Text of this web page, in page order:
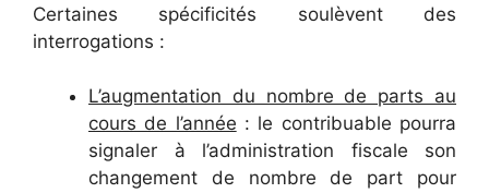
Certaines spécificités soulèvent des
interrogations :
L’augmentation du nombre de parts au
cours de l’année : le contribuable pourra
signaler à l’administration fiscale son
changement de nombre de part pour